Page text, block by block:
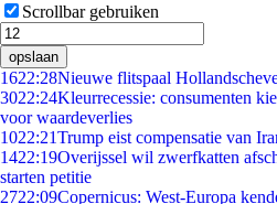
Scrollbar gebruiken
opslaan
1622:28Nieuwe flitspaal
3022:24Kleurrecessie: consumenten
voor waardeverlies
1022:21Trump eist compensatie van
1422:19Overijssel wil zwerfkatten
starten petitie
2722:09Copernicus: West-Europa